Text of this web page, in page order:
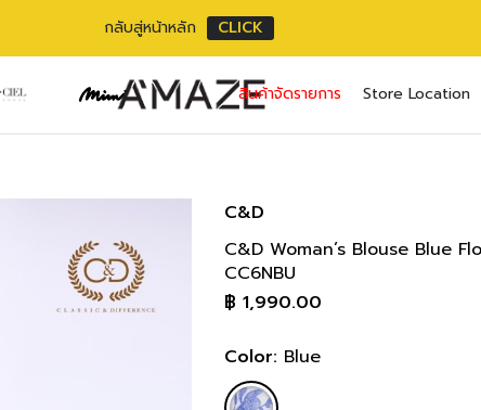
กลับสู่หน้าหลัก CLICK
สินค้าจัดรายการ Store Location
C&D
C&D Woman’s Blouse Blue
CC6NBU
฿ 1,990.00
Color: Blue
Remember me
เราใช้ข้อมูลส่วนตัวของคุณเ
privacy policy